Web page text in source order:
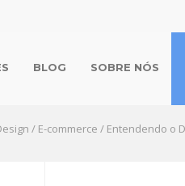
BLOG SOBRE NÓS
/ E-commerce / Entendendo o